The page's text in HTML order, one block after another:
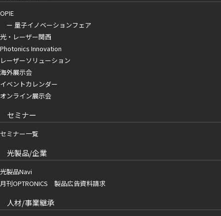
OPIE
ー 量子イノベーションフェア
光・レーザー関西
Photonics Innovation
レーザーソリューション
海外展示会
イベントカレンダー
オンライン展示会
セミナー
セミナー一覧
光製品/企業
光製品Navi
月刊OPTRONICS 製品広告資料請求
人材/事業継承